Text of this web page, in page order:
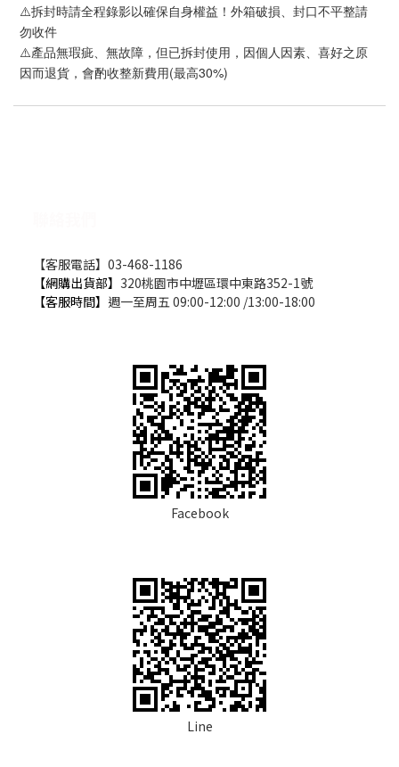
⚠️拆封時請全程錄影以確保自身權益！外箱破損、封口不平整請
勿收件
⚠️產品無瑕疵、無故障，但已拆封使用，因個人因素、喜好之原
因而退貨，會酌收整新費用(最高30%)
【客服電話】03-468-1186
【網購出貨部】 320桃園市中壢區環中東路352-1號
【客服時間】 週一至周五 09:00-12:00 /13:00-18:00
Facebook
Line